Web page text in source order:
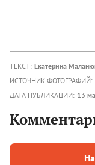
ТЕКСТ: Екатерина
ИСТОЧНИК ФОТОГРАФИЙ:
ДАТА ПУБЛИКАЦИИ: 13